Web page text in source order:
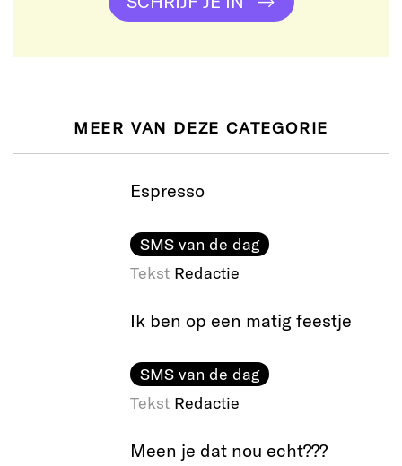
MEER VAN DEZE CATEGORIE
Espresso
SMS van de dag
Tekst Redactie
Ik ben op een matig feestje
SMS van de dag
Tekst Redactie
Meen je dat nou echt???